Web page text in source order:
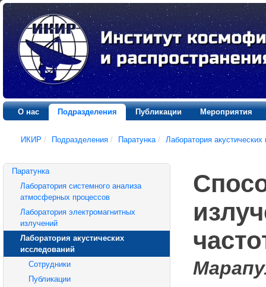
О нас Подразделения Публикации Мероприятия
ИКИР / Подразделения / Паратунка / Лаборатория
Паратунка
Лаборатория системного анализа
атмосферных процессов
Лаборатория электромагнитных
излучений
Лаборатория акустических
исследований
Сотрудники
Публикации